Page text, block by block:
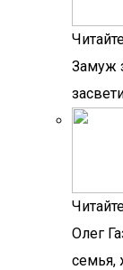
Замуж
Олег
семья,